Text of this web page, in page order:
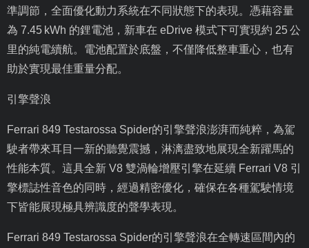
準調節，全面優化動力系統在不同狀態下的表現。憑藉容量
為 7.45 kWh 的鋰電池，新車在 eDrive 模式下可實現約 25公
里的純電續航。電池配置於底盤，不僅降低整車重心，也有
助於實現最佳重量分配。
引擎聲浪
Ferrari 849 Testarossa Spider的引擎聲浪澎湃而純粹，為駕
駛者帶來耳目一新的聽覺震撼，淋漓盡致地展現全新躍馬的
性能本質。這具全新 V8 雙渦輪增壓引擎在延續 Ferrari V8 引
擎標誌性音色的同時，經過精密優化，確保在各種駕駛情境
下皆能展現極具辨識度的聲學表現。
Ferrari 849 Testarossa Spider的引擎聲浪在全轉速區間內的